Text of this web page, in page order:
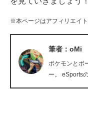
好きが集まる 比べて
ビジネスと働き方のヒ
AI活用のいまが分かる
企業ITのトレンドを詳説
経営リーダーのコミュ
※本ページはアフィリエイ
筆者：oMi
ポケモンとボ
ー。 eSports